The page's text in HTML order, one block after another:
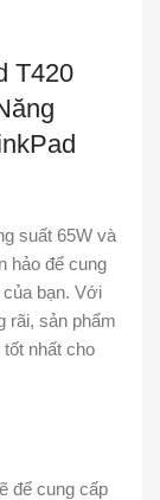
T420
suất 65W và
hảo để cung
bạn. Với
rãi, sản phẩm
nhất cho
để cung cấp